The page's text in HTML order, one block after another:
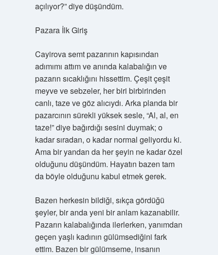
açılıyor?” diye düşündüm.
Pazara İlk Giriş
Cayirova semt pazarının kapısından
adımımı attım ve anında kalabalığın ve
pazarın sıcaklığını hissettim. Çeşit çeşit
meyve ve sebzeler, her biri birbirinden
canlı, taze ve göz alıcıydı. Arka planda bir
pazarcının sürekli yüksek sesle, “Al, al, en
taze!” diye bağırdığı sesini duymak; o
kadar sıradan, o kadar normal geliyordu ki.
Ama bir yandan da her şeyin ne kadar özel
olduğunu düşündüm. Hayatın bazen tam
da böyle olduğunu kabul etmek gerek.
Bazen herkesin bildiği, sıkça gördüğü
şeyler, bir anda yeni bir anlam kazanabilir.
Pazarın kalabalığında ilerlerken, yanımdan
geçen yaşlı kadının gülümsediğini fark
ettim. Bazen bir gülümseme, insanın